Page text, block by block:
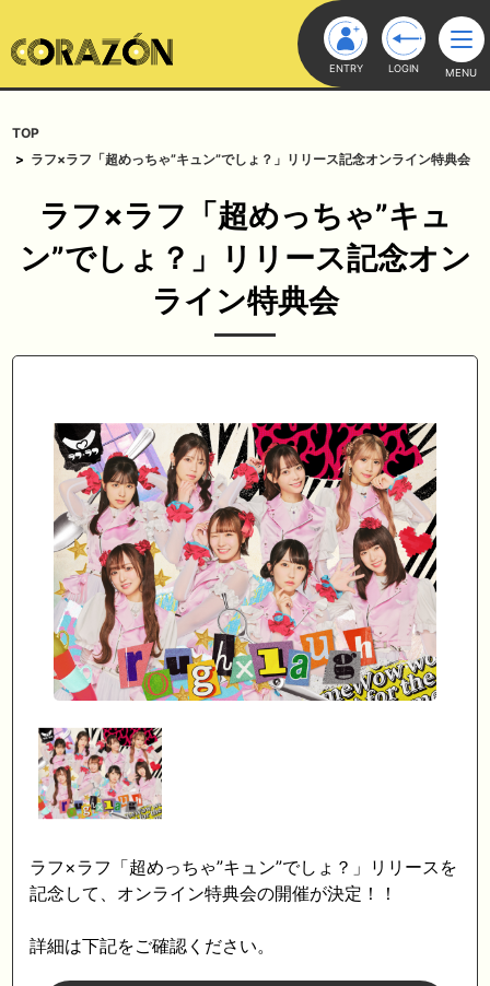
ENTRY LOGIN MENU
TOP
ラフ×ラフ「超めっちゃ”キュン”でしょ？」リリース記念オンライン特典会
ラフ×ラフ「超めっちゃ”キュ
ン”でしょ？」リリース記念オン
ライン特典会
ラフ×ラフ「超めっちゃ”キュン”でしょ？」リリースを
記念して、オンライン特典会の開催が決定！！
詳細は下記をご確認ください。